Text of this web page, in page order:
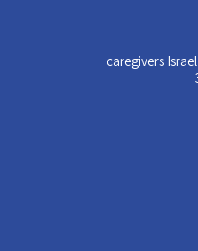
הארגון הישראלי לבני משפחה מטפלים caregivers Israel